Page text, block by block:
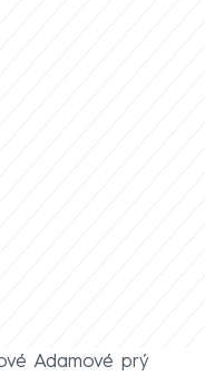
Adamové prý